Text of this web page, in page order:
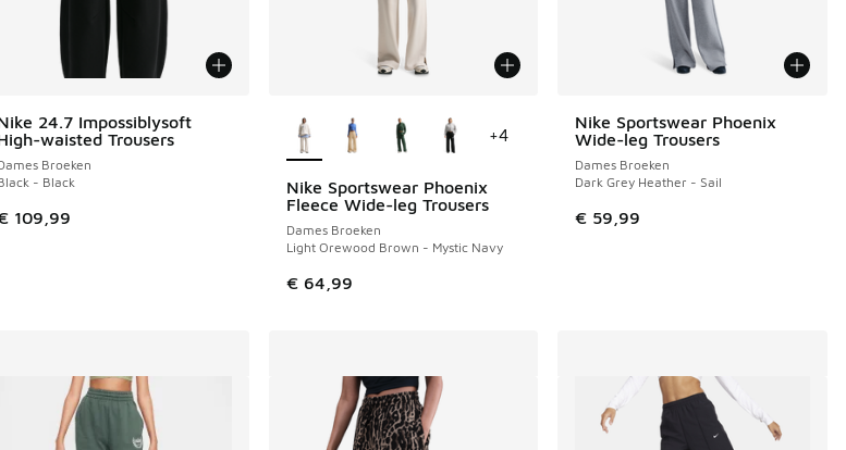
24.7 Impossiblysoft
waisted Trousers
Broeken
- Black
109,99
Nike Sportswear Phoenix
Fleece Wide-leg Trousers
Dames Broeken
Light Orewood Brown - Mystic Navy
€ 64,99
+4
Nike Sportswear Phoenix
Wide-leg Trousers
Dames Broeken
Dark Grey Heather - Sail
€ 59,99